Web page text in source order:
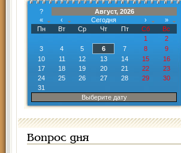
?
Август, 2026
«
‹ Сегодня ›
»
Пн
Вт Ср Чт Пт Сб
Вс
1
2
3
4 5 6 7 8
9
10
11 12 13 14 15
16
17
18 19 20 21 22
23
24
25 26 27 28 29
30
31
Выберите дату
Вопрос дня